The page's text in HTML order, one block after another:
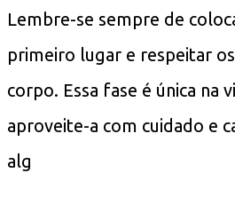
Lembre-se sempre de
primeiro lugar e respeitar
corpo. Essa fase é única na
aproveite-a com cuidado e
alg